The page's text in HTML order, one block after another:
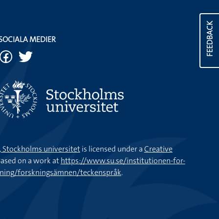
FEEDBACK
MEDIER
universitetis licensed under aCreative
on a work athttps://www.su.se/institutionen-for-
forskningsämnen/teckenspråk.